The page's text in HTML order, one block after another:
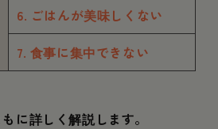
6. ごはんが美味しくない
7. 食事に集中できない
に詳しく解説します。